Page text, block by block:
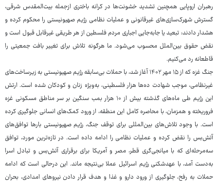
رهبران اروپایی همچنین تشدید خشونت‌ها در کرانه باختری ازجمله بیت‌المقدس شرقی،
گسترش شهرک‌سازی‌های غیرقانونی و عملیات نظامی رژیم صهیونیستی را محکوم کرده و
هشدار دادند: تبعید یا جابه‌جایی اجباری مردم فلسطین از هر طریقی غیرقابل قبول است و
نقض حقوق بین‌الملل محسوب می‌شود. ما هرگونه تلاش برای تغییر بافت جمعیتی را
قاطعانه رد می‌کنیم.
جنگ غزه که از ۱۵ مهر ۱۴۰۲ آغاز شد، با حملات بی‌سابقه رژیم صهیونیستی به زیرساخت‌های
غیرنظامی، موجب شهادت ده‌ها هزار فلسطینی، به‌ویژه زنان و کودکان شده است. ارتش
این رژیم طی ماه‌های گذشته بیش از ۱۰ هزار بمب سنگین بر سر مناطق مسکونی غزه
فروریخته و همزمان، با محاصره کامل این منطقه، از ورود کمک‌های انسانی جلوگیری کرده
است. با وجود تلاش‌های بین‌المللی برای توقف جنگ، رژیم صهیونیستی بارها توافق‌های
آتش‌بس را نقض کرده و عملیات نظامی را ادامه داده است. در تازه‌ترین مورد، توافق
سه‌مرحله‌ای که با میانجی‌گری قطر، مصر و آمریکا برای برقراری آتش‌بس و تبادل اسرا
به‌دست آمد، با عهدشکنی رژیم اسرائیل عملا بی‌نتیجه ماند. این درحالی است که ادامه
حملات به رفح، جلوگیری از ورود دارو و غذا و هدف قرار دادن نیروهای امدادی، بحران